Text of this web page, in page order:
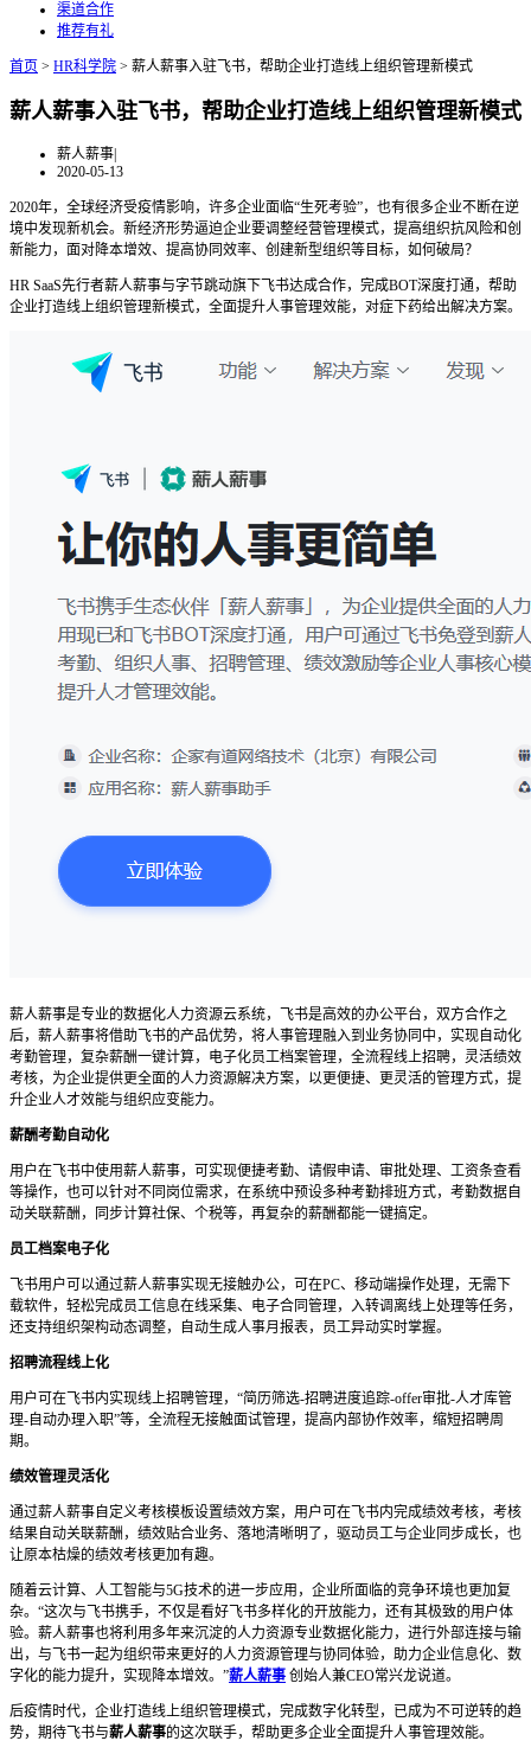
渠道合作
推荐有礼
首页 > HR科学院 > 薪人薪事入驻飞书，帮助企业打造线上组织管理新模式
薪人薪事入驻飞书，帮助企业打造线上组织管理新模式
薪人薪事|
2020-05-13
2020年，全球经济受疫情影响，许多企业面临“生死考验”，也有很多企业不断在逆
境中发现新机会。新经济形势逼迫企业要调整经营管理模式，提高组织抗风险和创
新能力，面对降本增效、提高协同效率、创建新型组织等目标，如何破局？
HR SaaS先行者薪人薪事与字节跳动旗下飞书达成合作，完成BOT深度打通，帮助
企业打造线上组织管理新模式，全面提升人事管理效能，对症下药给出解决方案。
薪人薪事是专业的数据化人力资源云系统，飞书是高效的办公平台，双方合作之
后，薪人薪事将借助飞书的产品优势，将人事管理融入到业务协同中，实现自动化
考勤管理，复杂薪酬一键计算，电子化员工档案管理，全流程线上招聘，灵活绩效
考核，为企业提供更全面的人力资源解决方案，以更便捷、更灵活的管理方式，提
升企业人才效能与组织应变能力。
薪酬考勤自动化
用户在飞书中使用薪人薪事，可实现便捷考勤、请假申请、审批处理、工资条查看
等操作，也可以针对不同岗位需求，在系统中预设多种考勤排班方式，考勤数据自
动关联薪酬，同步计算社保、个税等，再复杂的薪酬都能一键搞定。
员工档案电子化
飞书用户可以通过薪人薪事实现无接触办公，可在PC、移动端操作处理，无需下
载软件，轻松完成员工信息在线采集、电子合同管理，入转调离线上处理等任务，
还支持组织架构动态调整，自动生成人事月报表，员工异动实时掌握。
招聘流程线上化
用户可在飞书内实现线上招聘管理，“简历筛选-招聘进度追踪-offer审批-人才库管
理-自动办理入职”等，全流程无接触面试管理，提高内部协作效率，缩短招聘周
期。
绩效管理灵活化
通过薪人薪事自定义考核模板设置绩效方案，用户可在飞书内完成绩效考核，考核
结果自动关联薪酬，绩效贴合业务、落地清晰明了，驱动员工与企业同步成长，也
让原本枯燥的绩效考核更加有趣。
随着云计算、人工智能与5G技术的进一步应用，企业所面临的竞争环境也更加复
杂。“这次与飞书携手，不仅是看好飞书多样化的开放能力，还有其极致的用户体
验。薪人薪事也将利用多年来沉淀的人力资源专业数据化能力，进行外部连接与输
出，与飞书一起为组织带来更好的人力资源管理与协同体验，助力企业信息化、数
字化的能力提升，实现降本增效。”薪人薪事 创始人兼CEO常兴龙说道。
后疫情时代，企业打造线上组织管理模式，完成数字化转型，已成为不可逆转的趋
势，期待飞书与薪人薪事的这次联手，帮助更多企业全面提升人事管理效能。